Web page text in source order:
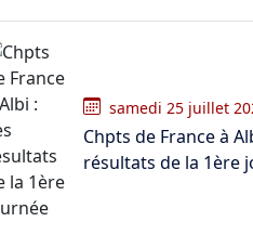
samedi 25 juillet
Chpts de France à
résultats de la 1ère